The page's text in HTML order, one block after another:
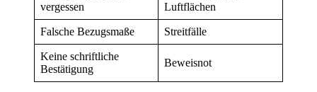
vergessen
Luftflächen
Falsche Bezugsmaße Streitfälle
Keine schriftliche
Bestätigung
Beweisnot